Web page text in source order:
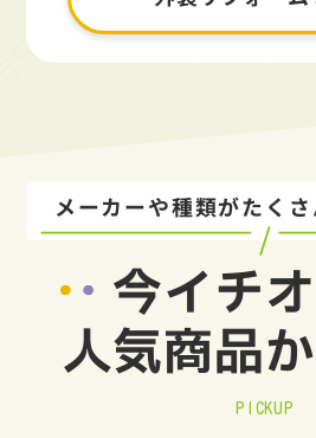
メーカーや種類がたく
今イチ
人気商品
PICKUP